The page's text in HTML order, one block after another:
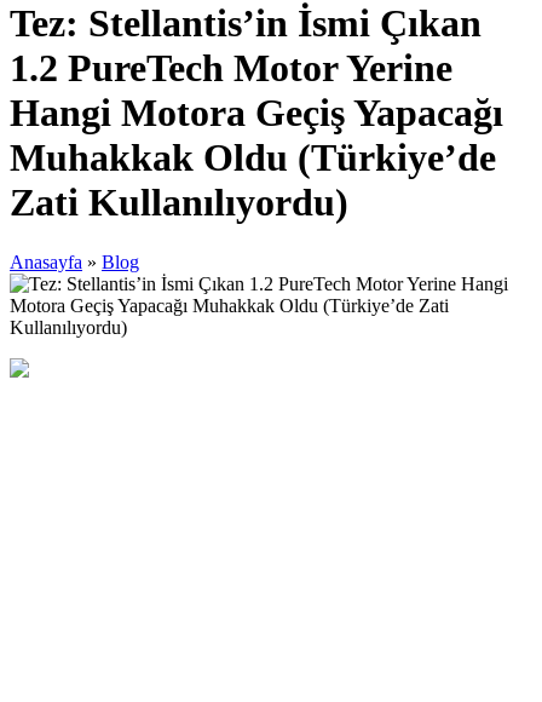
Tez: Stellantis’in İsmi Çıkan
1.2 PureTech Motor Yerine
Hangi Motora Geçiş Yapacağı
Muhakkak Oldu (Türkiye’de
Zati Kullanılıyordu)
Anasayfa » Blog